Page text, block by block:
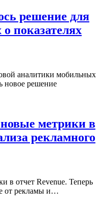
решение для
показателях
аналитики мобильных
новое решение
метрики в
рекламного
в отчет Revenue. Теперь
от рекламы и…